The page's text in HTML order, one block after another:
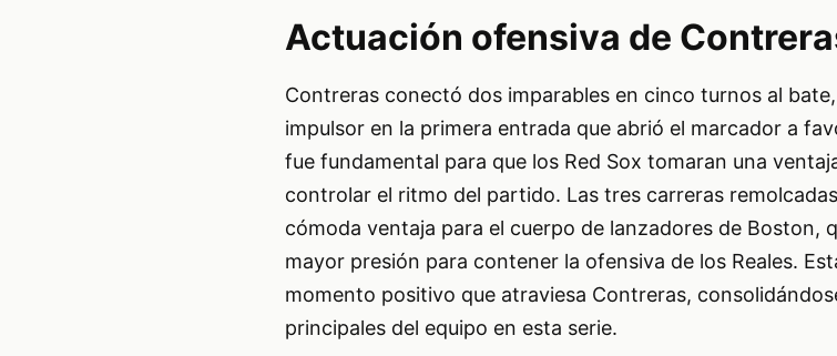
Actuación ofensiva de
Contreras conectó dos imparables en cinco turnos al
impulsor en la primera entrada que abrió el marcador a
fue fundamental para que los Red Sox tomaran una
controlar el ritmo del partido. Las tres carreras
cómoda ventaja para el cuerpo de lanzadores de Boston,
mayor presión para contener la ofensiva de los Reales.
momento positivo que atraviesa Contreras,
principales del equipo en esta serie.